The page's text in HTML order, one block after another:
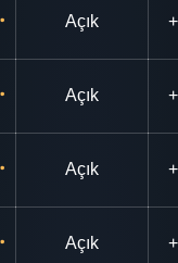
Açık
Açık
Açık
Açık